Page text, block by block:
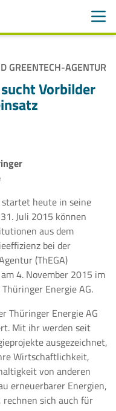
GREENTECH-AGENTUR
Vorbilder
heute in seine
Juli 2015 können
aus dem
bei der
(ThEGA)
4. November 2015 im
Energie AG.
Thüringer Energie AG
Mit ihr werden seit
ausgezeichnet,
Wirtschaftlichkeit,
von anderen
erneuerbarer Energien,
rechnen sich auch für